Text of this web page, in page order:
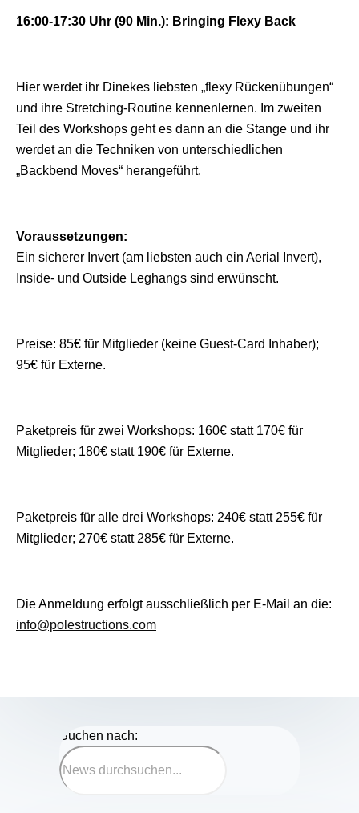
16:00-17:30 Uhr (90 Min.): Bringing Flexy Back
Hier werdet ihr Dinekes liebsten „flexy Rückenübungen“
und ihre Stretching-Routine kennenlernen. Im zweiten
Teil des Workshops geht es dann an die Stange und ihr
werdet an die Techniken von unterschiedlichen
„Backbend Moves“ herangeführt.
Voraussetzungen:
Ein sicherer Invert (am liebsten auch ein Aerial Invert),
Inside- und Outside Leghangs sind erwünscht.
Preise: 85€ für Mitglieder (keine Guest-Card Inhaber);
95€ für Externe.
Paketpreis für zwei Workshops: 160€ statt 170€ für
Mitglieder; 180€ statt 190€ für Externe.
Paketpreis für alle drei Workshops: 240€ statt 255€ für
Mitglieder; 270€ statt 285€ für Externe.
Die Anmeldung erfolgt ausschließlich per E-Mail an die:
info@polestructions.com
Suchen nach: